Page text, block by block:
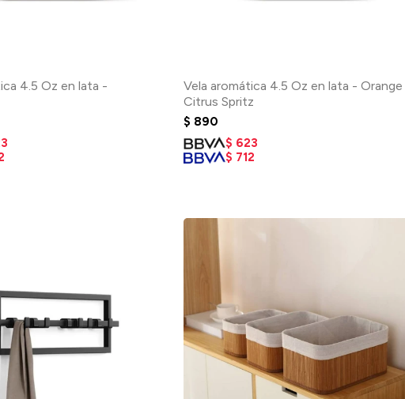
4.5 Oz en lata -
Vela aromática 4.5 Oz en lata - Orange
Citrus Spritz
$ 890
$ 623
$ 712